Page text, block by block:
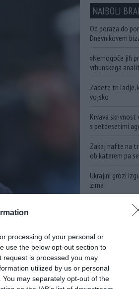
processing of your personal or
use the below opt-out section to
is processed you may
utilized by us or personal
may separately opt-out of the
NAJBOLJ
Od poraza do
Dnevnikovem
»Nemogoče jih
vrhunskega
Zadete tri ladje,
vojsko
Krvava skrivnost
s petdesetimi
Zakaj nafte na
ob katerem pa
Ukrajini grozi
zima